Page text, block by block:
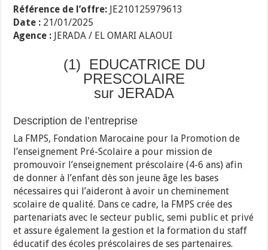
Référence de l’offre: JE210125979613
Date : 21/01/2025
Agence : JERADA / EL OMARI ALAOUI
(1) EDUCATRICE DU
PRESCOLAIRE
sur JERADA
Description de l’entreprise
La FMPS, Fondation Marocaine pour la Promotion de
l’enseignement Pré-Scolaire a pour mission de
promouvoir l’enseignement préscolaire (4-6 ans) afin
de donner à l’enfant dès son jeune âge les bases
nécessaires qui l’aideront à avoir un cheminement
scolaire de qualité. Dans ce cadre, la FMPS crée des
partenariats avec le secteur public, semi public et privé
et assure également la gestion et la formation du staff
éducatif des écoles préscolaires de ses partenaires.